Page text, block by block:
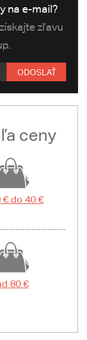
na e-mail?
zľavu
ODOSLAŤ
ceny
€ do 40 €
80 €